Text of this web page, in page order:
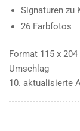
Signaturen zu
26 Farbfotos
Format 115 x
Umschlag
10. aktualisierte